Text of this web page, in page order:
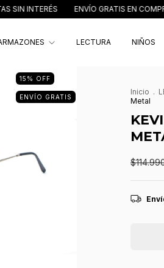
ENVÍO GRATIS EN COMPRAS
LECTURA NIÑOS
15 % OFF
ENVÍO GRATIS
Inicio .
Metal